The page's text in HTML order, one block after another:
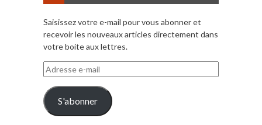
Saisissez votre e-mail pour vous abonner et
recevoir les nouveaux articles directement dans
votre boite aux lettres.
Adresse
e-
mail
S'abonner